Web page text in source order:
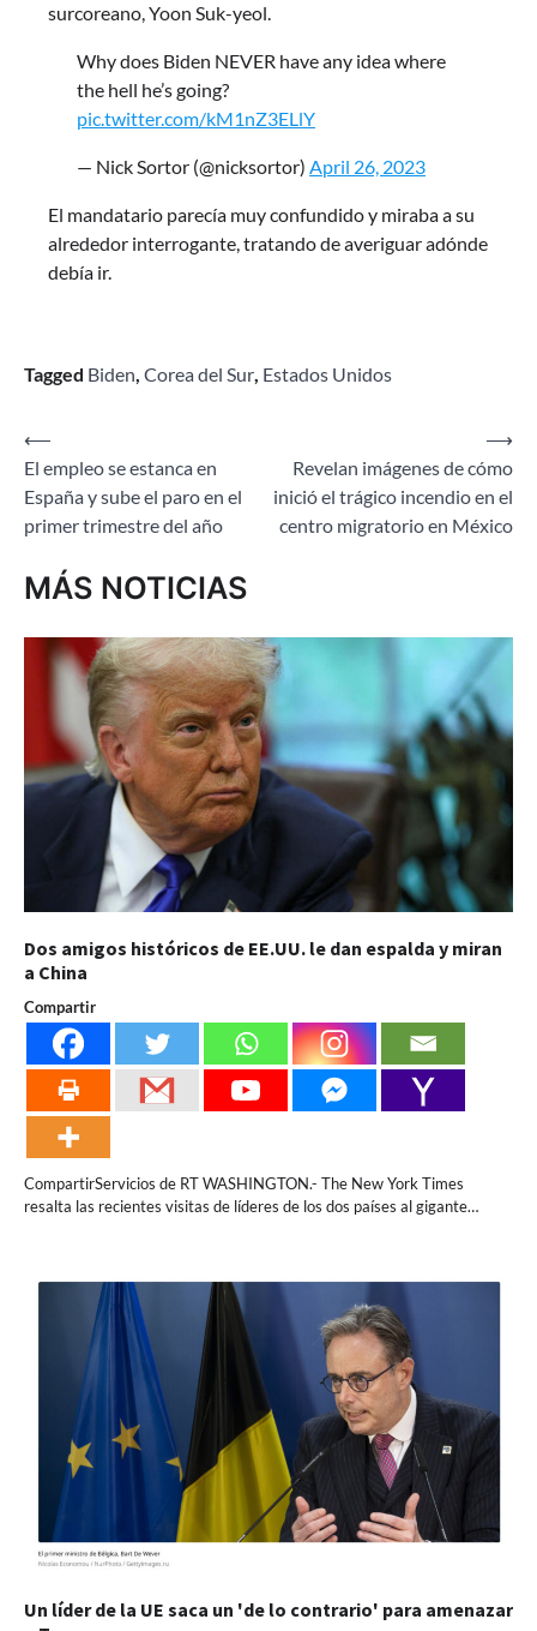
surcoreano, Yoon Suk-yeol.
Why does Biden NEVER have any idea where
the hell he’s going?
pic.twitter.com/kM1nZ3ELlY
— Nick Sortor (@nicksortor) April 26, 2023
El mandatario parecía muy confundido y miraba a su
alrededor interrogante, tratando de averiguar adónde
debía ir.
Tagged Biden, Corea del Sur, Estados Unidos
Navegación
de
entradas
⟵
El empleo se estanca en
España y sube el paro en el
primer trimestre del año
Revelan imágenes de cómo
inició el trágico incendio en el
centro migratorio en México
⟶
MÁS NOTICIAS
Dos amigos históricos de EE.UU. le dan espalda y miran
a China
Compartir
CompartirServicios de RT WASHINGTON.- The New York Times
resalta las recientes visitas de líderes de los dos países al gigante…
Un líder de la UE saca un 'de lo contrario' para amenazar